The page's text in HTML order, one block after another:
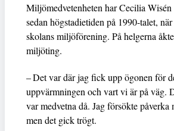
Miljömedvetenheten har Cecilia
sedan högstadietiden på 1990-talet,
skolans miljöförening. På helgerna
miljöting.
– Det var där jag fick upp ögonen för
uppvärmningen och vart vi är på väg.
var medvetna då. Jag försökte
men det gick trögt.